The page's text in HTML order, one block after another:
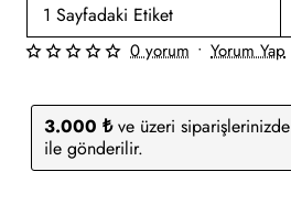
1 Sayfadaki Etiket
3.000 ₺ve üzeri siparişlerinizde
ile gönderilir.
0 yorum • Yorum Yap